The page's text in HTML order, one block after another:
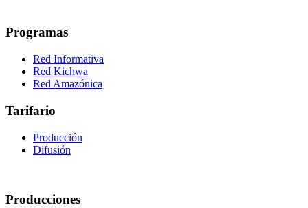
Programas
Red Informativa
Red Kichwa
Red Amazónica
Tarifario
Producción
Difusión
Producciones